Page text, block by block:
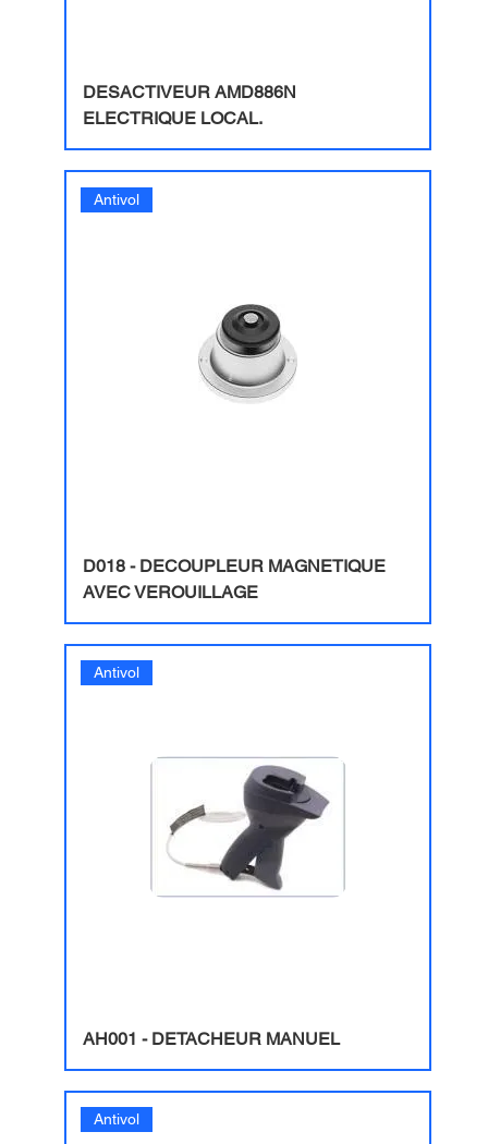
DESACTIVEUR AMD886N
ELECTRIQUE LOCAL.
Antivol
D018 - DECOUPLEUR MAGNETIQUE
AVEC VEROUILLAGE
Antivol
AH001 - DETACHEUR MANUEL
Antivol